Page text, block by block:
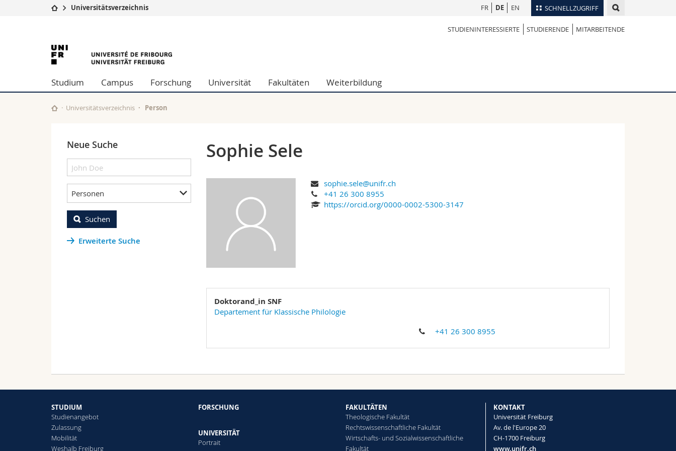
SCHNELLZUGRIFF
Studium
Campus
Universität
Weiterbildung
Theologische Fak.
Philosophische Fak.
Fak. für Erziehungs- und Bildungswissenschaften
Mitarbeitende
Personenverzeichnis
Vorlesungsverzeichnis
FR DE EN
Universitätsverzeichnis
STUDIENINTERESSIERTE STUDIERENDE MITARBEITENDE
University
of
Fribourg
Studium Campus Forschung Universität Fakultäten Weiterbildung
Universitätsverzeichnis Person
Neue Suche
Personen
Suchen
Erweiterte Suche
Sophie Sele
sophie.sele@unifr.ch
+41 26 300 8955
https://orcid.org/0000-0002-5300-3147
Doktorand_in SNF
Departement für Klassische Philologie
+41 26 300 8955
STUDIUM
Studienangebot
Zulassung
Mobilität
Weshalb Freiburg
FORSCHUNG
UNIVERSITÄT
Portrait
FAKULTÄTEN
Theologische Fakultät
Rechtswissenschaftliche Fakultät
Wirtschafts- und Sozialwissenschaftliche
Fakultät
KONTAKT
Universität Freiburg
Av. de l'Europe 20
CH-1700 Freiburg
www.unifr.ch